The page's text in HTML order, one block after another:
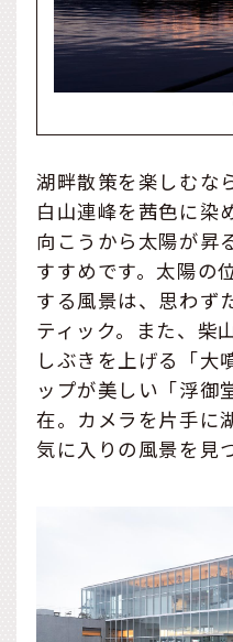
湖畔散策を楽しむな
白山連峰を茜色に染
向こうから太陽が昇
すすめです。太陽の
する風景は、思わず
ティック。また、柴
しぶきを上げる「大
ップが美しい「浮御
在。カメラを片手に
気に入りの風景を見